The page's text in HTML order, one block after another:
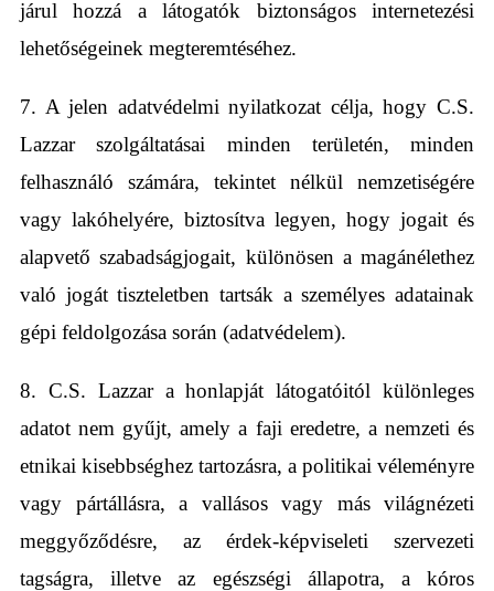
járul hozzá a látogatók biztonságos internetezési
lehetőségeinek megteremtéséhez.
7. A jelen adatvédelmi nyilatkozat célja, hogy C.S.
Lazzar szolgáltatásai minden területén, minden
felhasználó számára, tekintet nélkül nemzetiségére
vagy lakóhelyére, biztosítva legyen, hogy jogait és
alapvető szabadságjogait, különösen a magánélethez
való jogát tiszteletben tartsák a személyes adatainak
gépi feldolgozása során (adatvédelem).
8. C.S. Lazzar a honlapját látogatóitól különleges
adatot nem gyűjt, amely a faji eredetre, a nemzeti és
etnikai kisebbséghez tartozásra, a politikai véleményre
vagy pártállásra, a vallásos vagy más világnézeti
meggyőződésre, az érdek-képviseleti szervezeti
tagságra, illetve az egészségi állapotra, a kóros